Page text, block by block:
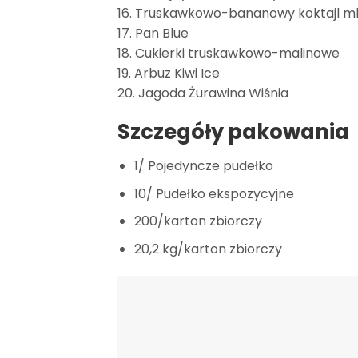
16. Truskawkowo-bananowy koktajl
17. Pan Blue
18. Cukierki truskawkowo-malinowe
19. Arbuz Kiwi Ice
20. Jagoda Żurawina Wiśnia
Szczegóły pakowania
1/ Pojedyncze pudełko
10/ Pudełko ekspozycyjne
200/karton zbiorczy
20,2 kg/karton zbiorczy